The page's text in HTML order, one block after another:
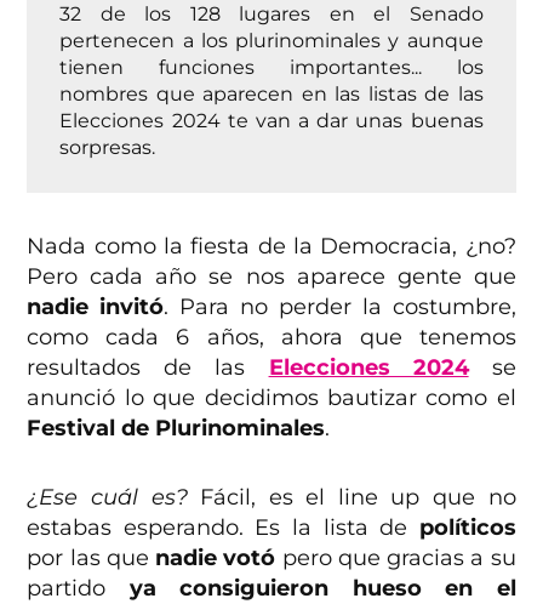
32 de los 128 lugares en el Senado
pertenecen a los plurinominales y aunque
tienen funciones importantes... los
nombres que aparecen en las listas de las
Elecciones 2024 te van a dar unas buenas
sorpresas.
Nada como la fiesta de la Democracia, ¿no?
Pero cada año se nos aparece gente que
nadie invitó. Para no perder la costumbre,
como cada 6 años, ahora que tenemos
resultados de las Elecciones 2024
se
anunció lo que decidimos bautizar como el
Festival de Plurinominales.
¿Ese cuál es?Fácil, es el line up que no
estabas esperando. Es la lista de políticos
por las que nadie votó pero que gracias a su
partido ya consiguieron hueso en el